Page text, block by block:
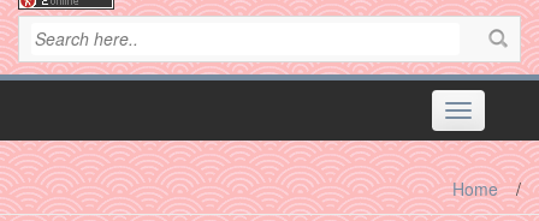
Toggle
navigation
Home /